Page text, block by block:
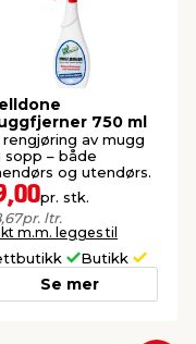
750 ml
rengjøring av mugg
sopp – både
og utendørs.
pr. stk.
pr. ltr.
m.m. legges til
Butikk
Se mer